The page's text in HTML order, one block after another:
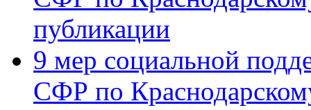
публикации
9 мер социальной
СФР по